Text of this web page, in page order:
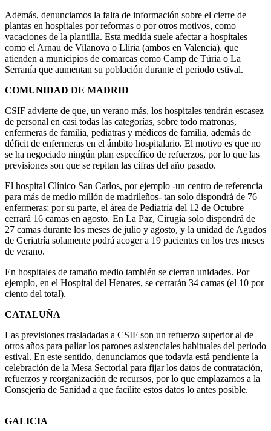
Además, denunciamos la falta de información sobre el cierre de
plantas en hospitales por reformas o por otros motivos, como
vacaciones de la plantilla. Esta medida suele afectar a hospitales
como el Arnau de Vilanova o Llíria (ambos en Valencia), que
atienden a municipios de comarcas como Camp de Túria o La
Serranía que aumentan su población durante el periodo estival.
COMUNIDAD DE MADRID
CSIF advierte de que, un verano más, los hospitales tendrán escasez
de personal en casi todas las categorías, sobre todo matronas,
enfermeras de familia, pediatras y médicos de familia, además de
déficit de enfermeras en el ámbito hospitalario. El motivo es que no
se ha negociado ningún plan específico de refuerzos, por lo que las
previsiones son que se repitan las cifras del año pasado.
El hospital Clínico San Carlos, por ejemplo -un centro de referencia
para más de medio millón de madrileños- tan solo dispondrá de 76
enfermeras; por su parte, el área de Pediatría del 12 de Octubre
cerrará 16 camas en agosto. En La Paz, Cirugía solo dispondrá de
27 camas durante los meses de julio y agosto, y la unidad de Agudos
de Geriatría solamente podrá acoger a 19 pacientes en los tres meses
de verano.
En hospitales de tamaño medio también se cierran unidades. Por
ejemplo, en el Hospital del Henares, se cerrarán 34 camas (el 10 por
ciento del total).
CATALUÑA
Las previsiones trasladadas a CSIF son un refuerzo superior al de
otros años para paliar los parones asistenciales habituales del periodo
estival. En este sentido, denunciamos que todavía está pendiente la
celebración de la Mesa Sectorial para fijar los datos de contratación,
refuerzos y reorganización de recursos, por lo que emplazamos a la
Consejería de Sanidad a que facilite estos datos lo antes posible.
GALICIA